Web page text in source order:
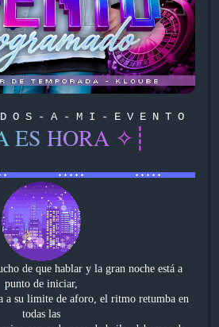
O S - A - M I - E V E N T O
ES HORA ✧ ┊
de que hablar y la gran noche está a
punto de iniciar,
a su limite de aforo, el ritmo retumba en
todas las